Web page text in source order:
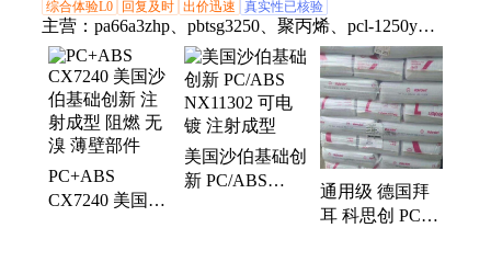
料
综合体验L0 回复及时 出价迅速 真实性已核验
主营： pa66a3zhp、pbtsg3250、聚丙烯、pcl-1250y、
pcpc-1100、pps6165a6、pps1140l0、pa66a225f、
pa6620nsp、pomc2521g、pom韩国、pomc52021、
pps6150t6、pa66a3eg6、pbtmh1304、ptfe62xtx、
poma25-03、pomf10-01、pa661700s、pa6st7301、
pa66a3wg3、杜邦pbt、碳纤维、氟乙烯、pa66a3hg7
PC+ABS
CX7240 美国沙
美国沙伯基础创
新 PC/ABS
通用级 德国拜
耳 科思创 PC